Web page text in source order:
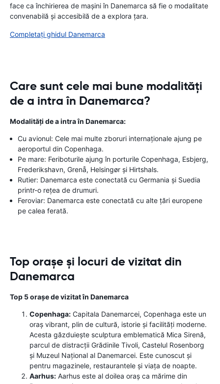
face ca închirierea de mașini în Danemarca să fie o modalitate
convenabilă și accesibilă de a explora țara.
Completați ghidul Danemarca
Care sunt cele mai bune modalități
de a intra în Danemarca?
Modalități de a intra în Danemarca:
Cu avionul: Cele mai multe zboruri internaționale ajung pe
aeroportul din Copenhaga.
Pe mare: Feriboturile ajung în porturile Copenhaga, Esbjerg,
Frederikshavn, Grenå, Helsingør și Hirtshals.
Rutier: Danemarca este conectată cu Germania și Suedia
printr-o rețea de drumuri.
Feroviar: Danemarca este conectată cu alte țări europene
pe calea ferată.
Top orașe și locuri de vizitat din
Danemarca
Top 5 orașe de vizitat în Danemarca
Copenhaga: Capitala Danemarcei, Copenhaga este un
oraș vibrant, plin de cultură, istorie și facilități moderne.
Acesta găzduiește sculptura emblematică Mica Sirenă,
parcul de distracții Grădinile Tivoli, Castelul Rosenborg
și Muzeul Național al Danemarcei. Este cunoscut și
pentru magazinele, restaurantele și viața de noapte.
Aarhus: Aarhus este al doilea oraș ca mărime din